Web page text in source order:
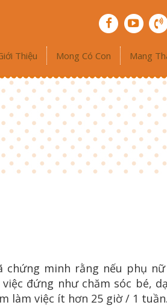
Thiệu Mong Có Con Mang
chứng minh rằng nếu phụ
đứng như chăm sóc bé,
làm việc ít hơn 25 giờ / 1 tuần.